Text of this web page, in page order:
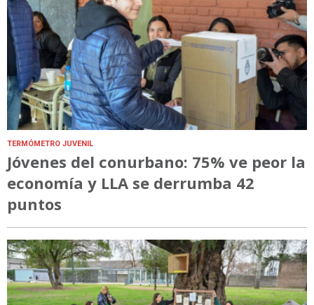
TERMÓMETRO JUVENIL
Jóvenes del conurbano: 75% ve peor la
economía y LLA se derrumba 42
puntos